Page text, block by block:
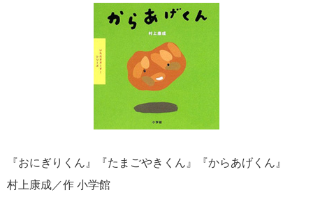
『おにぎりくん』『たまごやきくん』『からあげくん』
村上康成／作 小学館